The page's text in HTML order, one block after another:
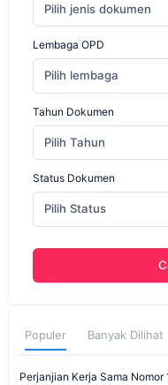
Pilih jenis dokumen
Lembaga OPD
Pilih lembaga
Tahun Dokumen
Pilih Tahun
Status Dokumen
Pilih Status
Populer Banyak Dilihat
Perjanjian Kerja Sama